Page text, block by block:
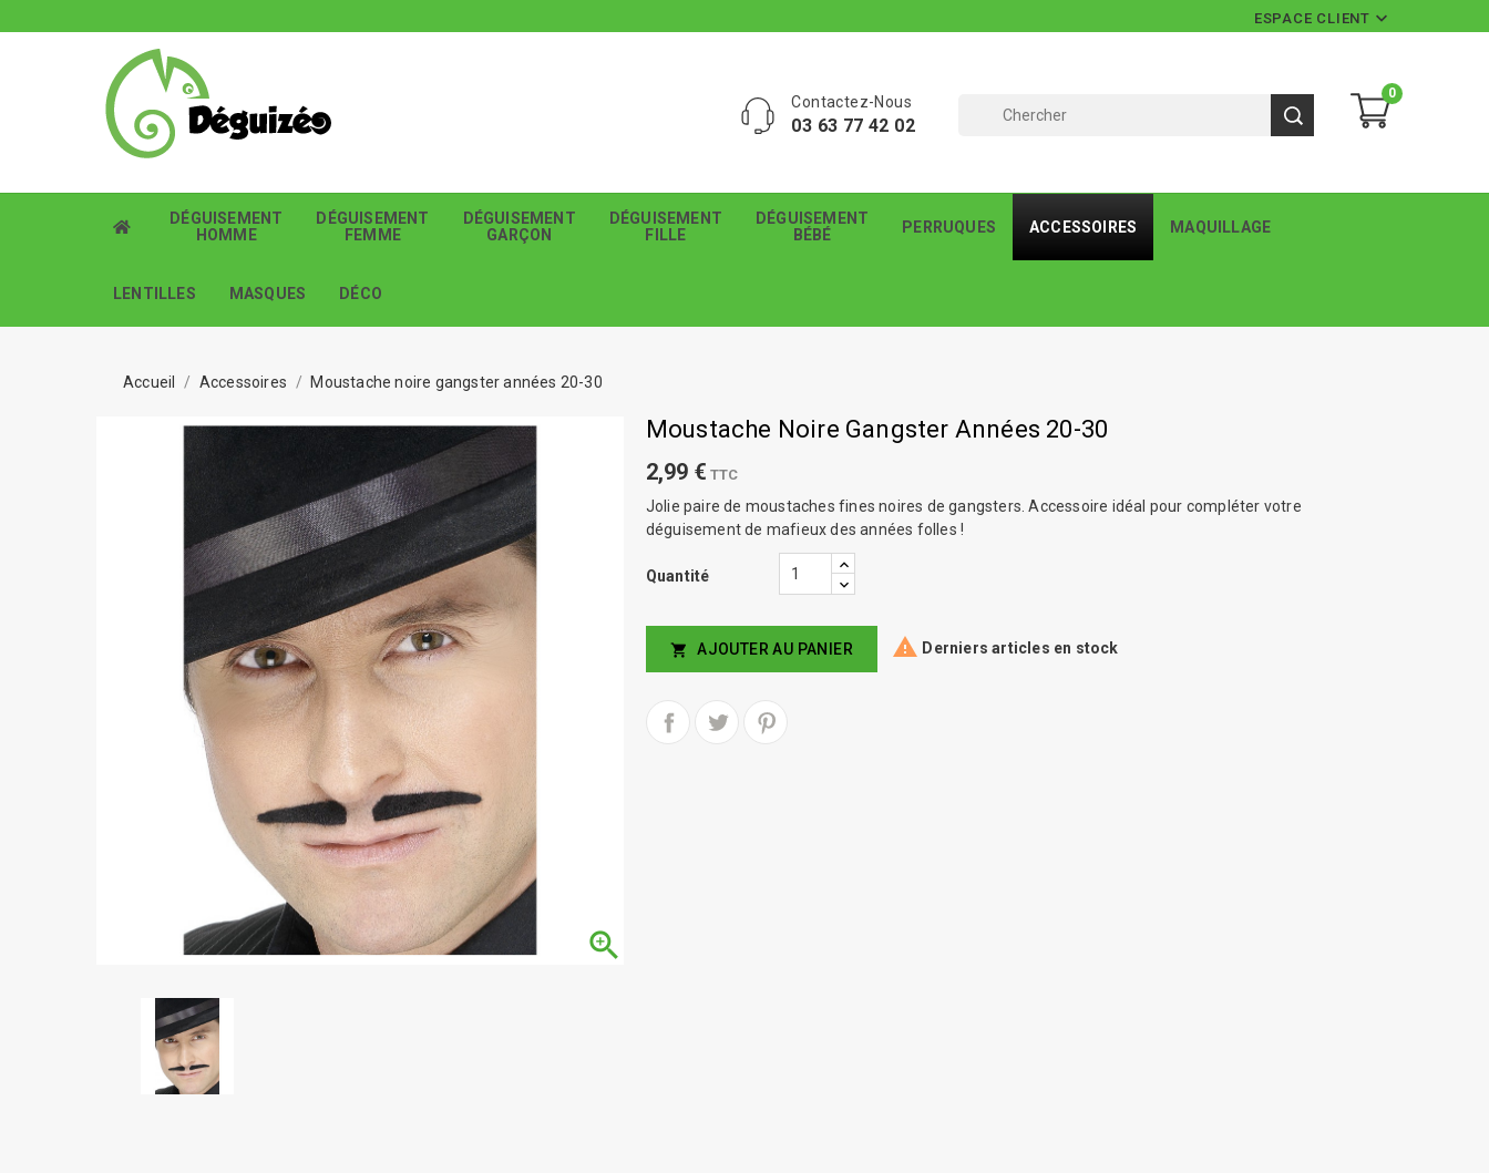
ESPACE CLIENT 
0
Contactez-Nous
03 63 77 42 02
DÉGUISEMENT
HOMME
DÉGUISEMENT
FEMME
DÉGUISEMENT
GARÇON
DÉGUISEMENT
FILLE
DÉGUISEMENT
BÉBÉ
PERRUQUES ACCESSOIRES MAQUILLAGE
LENTILLES MASQUES DÉCO
Accueil Accessoires Moustache noire gangster années 20-30

Moustache Noire Gangster Années 20-30
2,99 € TTC
Jolie paire de moustaches fines noires de gangsters. Accessoire idéal pour compléter votre
déguisement de mafieux des années folles !
Quantité
 AJOUTER AU PANIER  Derniers articles en stock